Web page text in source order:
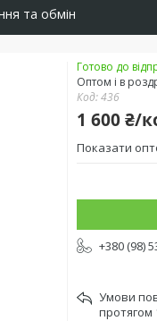
та обмін
Готово до
Оптом і в
Код:436
1 600 ₴/
Показати
+380 (98)
протягом